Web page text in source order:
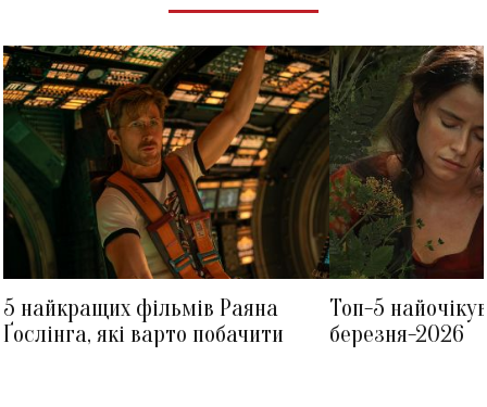
5 найкращих фільмів Раяна
Ґослінга, які варто побачити
Топ-5
березня-2026